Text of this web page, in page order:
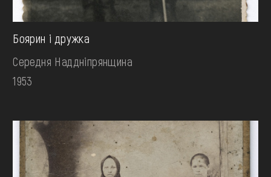
Боярин і дружка
Середня Наддніпрянщина
1953